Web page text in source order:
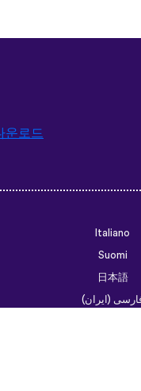
Italiano
日本語
فارسی (ایران)
Українська